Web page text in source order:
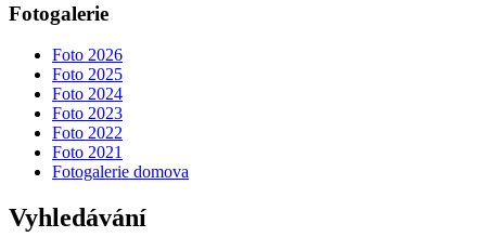
Fotogalerie
Foto 2026
Foto 2025
Foto 2024
Foto 2023
Foto 2022
Foto 2021
Fotogalerie domova
Vyhledávání